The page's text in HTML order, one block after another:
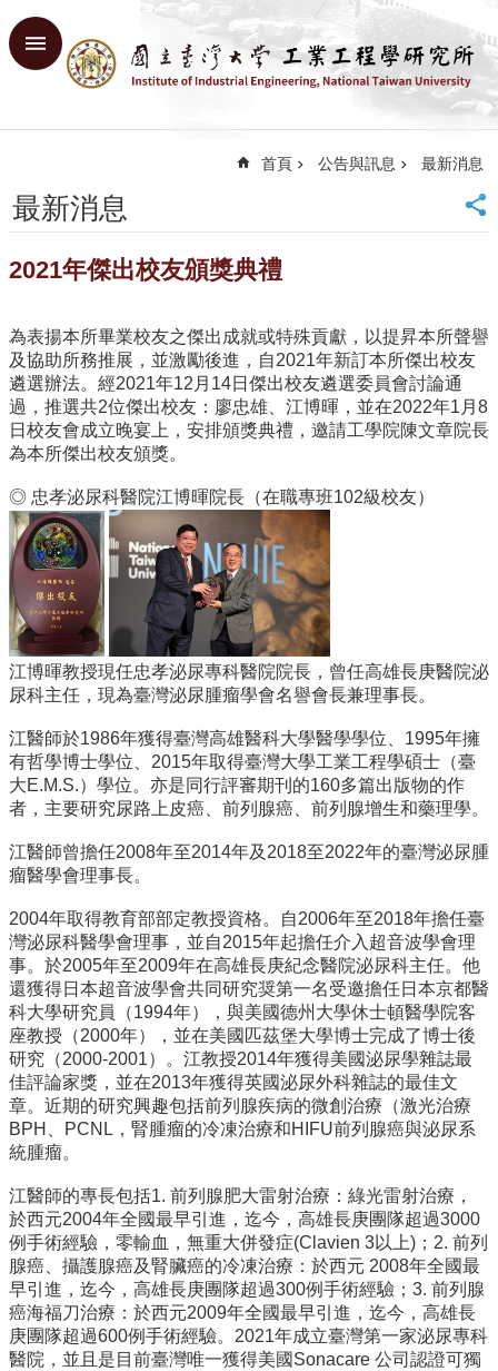
跳到主要內容區塊
進
首
頁
大
網
站
導
覽
English
系
所
簡
介
學
程
簡
介
學
研
究
所
成
入
學
管
道
學
生
專
區
公
告
與
訊
息
校
友
會
首頁 公告與訊息 最新消息
最新消息
2021年傑出校友頒獎典禮
為表揚本所畢業校友之傑出成就或特殊貢獻，以提昇本所聲譽
及協助所務推展，並激勵後進，自2021年新訂本所傑出校友
遴選辦法。經2021年12月14日傑出校友遴選委員會討論通
過，推選共2位傑出校友：廖忠雄、江博暉，並在2022年1月8
日校友會成立晚宴上，安排頒獎典禮，邀請工學院陳文章院長
為本所傑出校友頒獎。
◎ 忠孝泌尿科醫院江博暉院長（在職專班102級校友）
江博暉教授現任忠孝泌尿專科醫院院長，曾任高雄長庚醫院泌
尿科主任，現為臺灣泌尿腫瘤學會名譽會長兼理事長。
江醫師於1986年獲得臺灣高雄醫科大學醫學學位、1995年擁
有哲學博士學位、2015年取得臺灣大學工業工程學碩士（臺
大E.M.S.）學位。亦是同行評審期刊的160多篇出版物的作
者，主要研究尿路上皮癌、前列腺癌、前列腺增生和藥理學。
江醫師曾擔任2008年至2014年及2018至2022年的臺灣泌尿腫
瘤醫學會理事長。
2004年取得教育部部定教授資格。自2006年至2018年擔任臺
灣泌尿科醫學會理事，並自2015年起擔任介入超音波學會理
事。於2005年至2009年在高雄長庚紀念醫院泌尿科主任。他
還獲得日本超音波學會共同研究奨第一名受邀擔任日本京都醫
科大學研究員（1994年），與美國德州大學休士頓醫學院客
座教授（2000年），並在美國匹茲堡大學博士完成了博士後
研究（2000-2001）。江教授2014年獲得美國泌尿學雜誌最
佳評論家獎，並在2013年獲得英國泌尿外科雜誌的最佳文
章。近期的研究興趣包括前列腺疾病的微創治療（激光治療
BPH、PCNL，腎腫瘤的冷凍治療和HIFU前列腺癌與泌尿系
統腫瘤。
江醫師的專長包括1. 前列腺肥大雷射治療：綠光雷射治療，
於西元2004年全國最早引進，迄今，高雄長庚團隊超過3000
例手術經驗，零輸血，無重大併發症(Clavien 3以上)；2. 前列
腺癌、攝護腺癌及腎臟癌的冷凍治療：於西元 2008年全國最
早引進，迄今，高雄長庚團隊超過300例手術經驗；3. 前列腺
癌海福刀治療：於西元2009年全國最早引進，迄今，高雄長
庚團隊超過600例手術經驗。2021年成立臺灣第一家泌尿專科
醫院，並且是目前臺灣唯一獲得美國Sonacare 公司認證可獨